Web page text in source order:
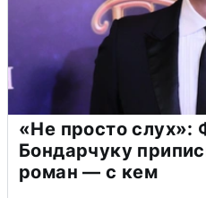
«Не просто слух»:
Бондарчуку
роман — с кем